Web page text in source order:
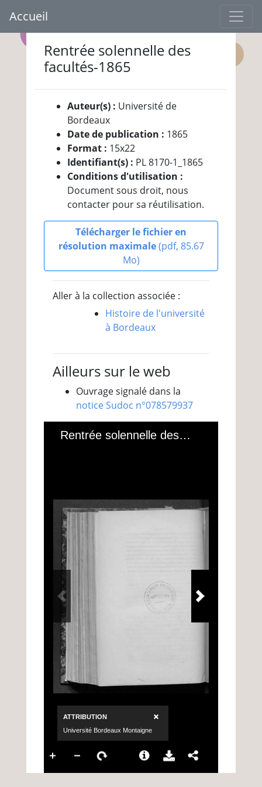
Accueil
Rentrée solennelle des
facultés-1865
Auteur(s) : Université de
Bordeaux
Date de publication : 1865
Format : 15x22
Identifiant(s) : PL 8170-1_1865
Conditions d'utilisation :
Document sous droit, nous
contacter pour sa réutilisation.
Télécharger le fichier en
résolution maximale(pdf, 85.67
Mo)
Aller à la collection associée :
Histoire de l'université
à Bordeaux
Ailleurs sur le web
Ouvrage signalé dans la
notice Sudoc n°078579937